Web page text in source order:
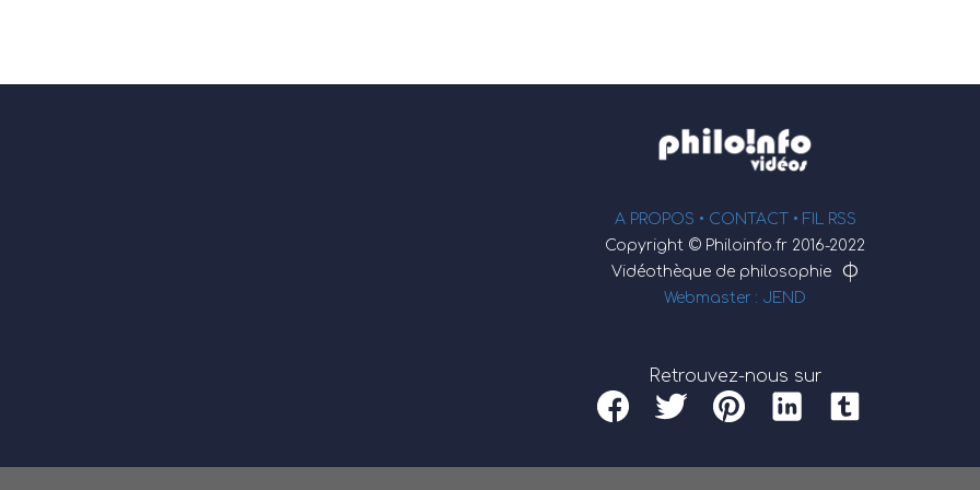
A PROPOS • CONTACT • FIL RSS
Copyright © Philoinfo.fr 2016-2022
Vidéothèque de philosophie
φ
Webmaster : JEND
Retrouvez-nous sur